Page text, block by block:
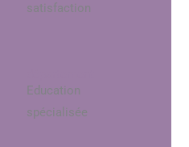
satisfaction
Education
spécialisée